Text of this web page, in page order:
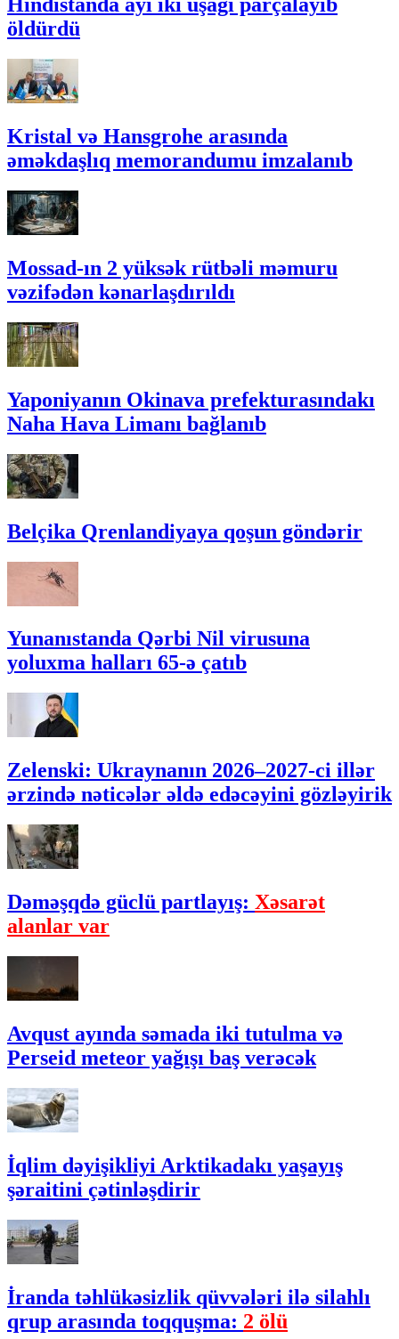
Hindistanda ayı iki uşağı parçalayıb
öldürdü
Kristal və Hansgrohe arasında
əməkdaşlıq memorandumu imzalanıb
Mossad-ın 2 yüksək rütbəli məmuru
vəzifədən kənarlaşdırıldı
Yaponiyanın Okinava prefekturasındakı
Naha Hava Limanı bağlanıb
Belçika Qrenlandiyaya qoşun göndərir
Yunanıstanda Qərbi Nil virusuna
yoluxma halları 65-ə çatıb
Zelenski: Ukraynanın 2026–2027-ci illər
ərzində nəticələr əldə edəcəyini gözləyirik
Dəməşqdə güclü partlayış: Xəsarət
alanlar var
Avqust ayında səmada iki tutulma və
Perseid meteor yağışı baş verəcək
İqlim dəyişikliyi Arktikadakı yaşayış
şəraitini çətinləşdirir
İranda təhlükəsizlik qüvvələri ilə silahlı
qrup arasında toqquşma: 2 ölü